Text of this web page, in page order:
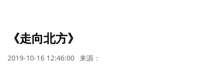
《走向北方》
2019-10-16 12:46:00 来源：